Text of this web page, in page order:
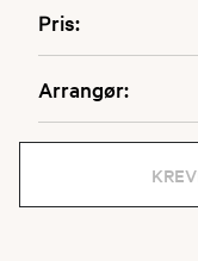
Pris:
Arrangør: